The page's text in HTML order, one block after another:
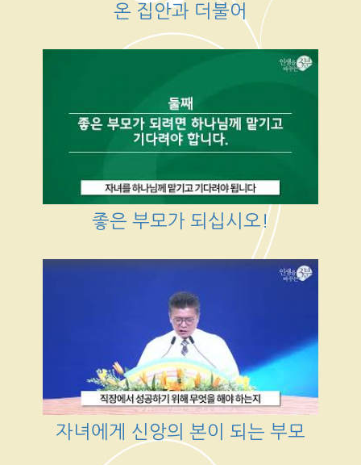
온 집안과 더불어
좋은 부모가 되십시오!
자녀에게 신앙의 본이 되는 부모